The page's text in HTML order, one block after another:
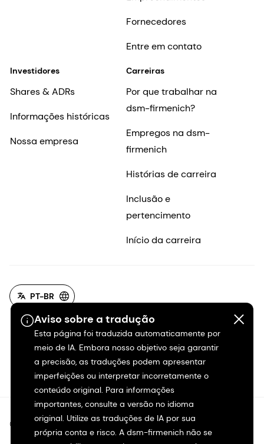
Aviso sobre a tradução
Esta página foi traduzida automaticamente por
meio de IA. Embora nosso objetivo seja garantir
a precisão, as traduções podem apresentar
imperfeições ou interpretar incorretamente o
conteúdo original. Para informações
importantes, consulte a versão no idioma
original. Utilize as traduções de IA por sua
própria conta e risco. A dsm-firmenich não se
Fornecedores
Entre em contato
Investidores
Shares & ADRs
Informações históricas
Nossa empresa
Carreiras
Por que trabalhar na
dsm-firmenich?
Empregos na dsm-
firmenich
Histórias de carreira
Inclusão e
pertencimento
Início da carreira
PT-BR
©2026 dsm-firmenich. Todos os direitos reservados.